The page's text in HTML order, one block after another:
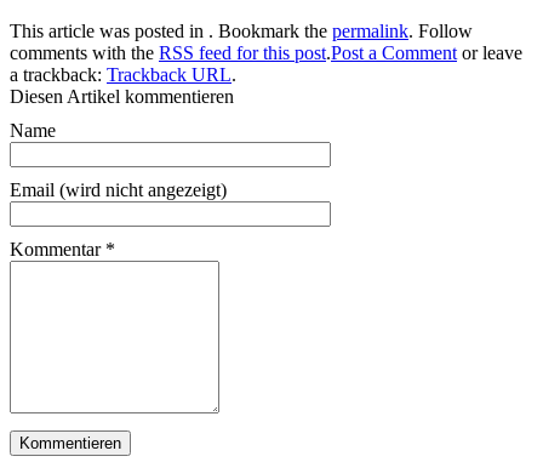
This article was posted in . Bookmark the permalink. Follow
comments with the RSS feed for this post.Post a Comment or leave
a trackback: Trackback URL.
Diesen Artikel kommentieren
Name
Email (wird nicht angezeigt)
Kommentar*